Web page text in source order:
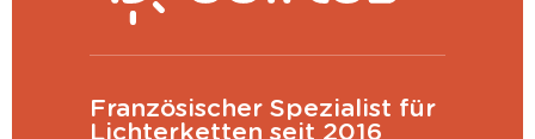
Französischer Spezialist für
Lichterketten seit 2016